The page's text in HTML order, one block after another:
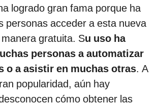
logrado gran fama porque ha
personas acceder a esta nueva
gratuita. Su uso ha
personas a automatizar
o a asistir en muchas otras. A
popularidad, aún hay
cómo obtener las